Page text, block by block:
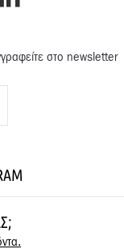
στο newsletter